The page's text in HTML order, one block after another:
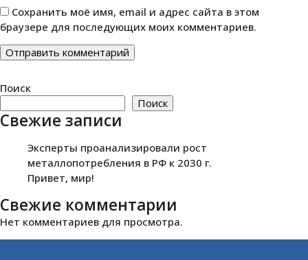
Сохранить моё имя, email и адрес сайта в этом
браузере для последующих моих комментариев.
Поиск
Поиск
Свежие записи
Эксперты проанализировали рост
металлопотребления в РФ к 2030 г.
Привет, мир!
Свежие комментарии
Нет комментариев для просмотра.